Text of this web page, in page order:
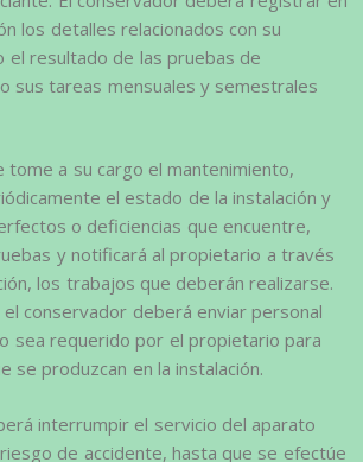
los detalles relacionados con su
el resultado de las pruebas de
sus tareas mensuales y semestrales
tome a su cargo el mantenimiento,
el estado de la instalación y
o deficiencias que encuentre,
y notificará al propietario a través
los trabajos que deberán realizarse.
conservador deberá enviar personal
sea requerido por el propietario para
se produzcan en la instalación.
interrumpir el servicio del aparato
de accidente, hasta que se efectúe